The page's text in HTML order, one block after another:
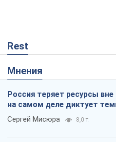
Rest
Мнения
Россия теряет ресурсы вне
на самом деле диктует
Сергей Мисюра 8,0 т.